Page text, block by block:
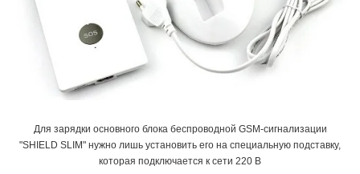
Для зарядки основного блока беспроводной GSM-сигнализации
"SHIELD SLIM" нужно лишь установить его на специальную подставку,
которая подключается к сети 220 В